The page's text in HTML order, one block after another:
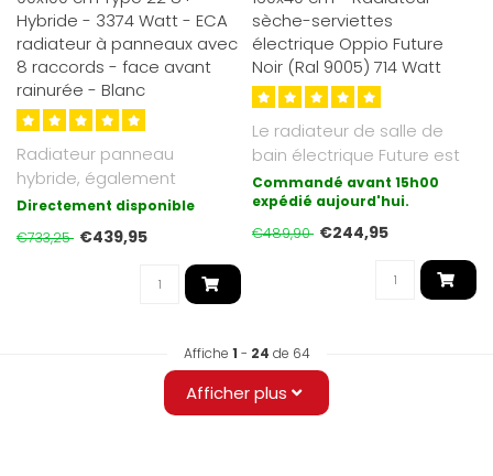
Hybride - 3374 Watt - ECA
radiateur à panneaux avec
8 raccords - face avant
rainurée - Blanc
Radiateur panneau
hybride, également
adapté basse
température. Jusqu’à 30 ..
Directement disponible
€733,25 €439,95
sèche-serviettes
électrique Oppio Future
Noir (Ral 9005) 714 Watt
Le radiateur de salle de
bain électrique Future est
une synthèse du moderne
et..
Commandé avant 15h00
expédié aujourd'hui.
€489,90 €244,95
Affiche 1 - 24 de 64
Afficher plus